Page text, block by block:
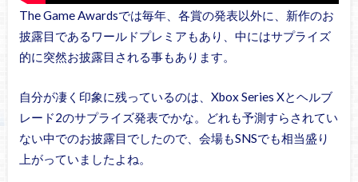
The Game Awardsでは毎年、各賞の発表以外に、新作のお
披露目であるワールドプレミアもあり、中にはサプライズ
的に突然お披露目される事もあります。
自分が凄く印象に残っているのは、Xbox Series Xとヘルブ
レード2のサプライズ発表でかな。どれも予測すらされてい
ない中でのお披露目でしたので、会場もSNSでも相当盛り
上がっていましたよね。